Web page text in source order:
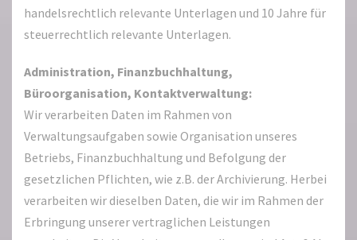
handelsrechtlich relevante Unterlagen und 10 Jahre für
steuerrechtlich relevante Unterlagen.
Administration, Finanzbuchhaltung,
Büroorganisation, Kontaktverwaltung:
Wir verarbeiten Daten im Rahmen von
Verwaltungsaufgaben sowie Organisation unseres
Betriebs, Finanzbuchhaltung und Befolgung der
gesetzlichen Pflichten, wie z.B. der Archivierung. Herbei
verarbeiten wir dieselben Daten, die wir im Rahmen der
Erbringung unserer vertraglichen Leistungen